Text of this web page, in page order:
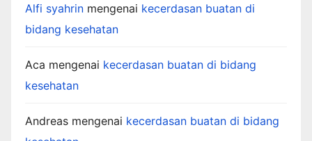
Alfi syahrin mengenai kecerdasan buatan di
bidang kesehatan
Aca mengenai kecerdasan buatan di bidang
kesehatan
Andreas mengenai kecerdasan buatan di bidang